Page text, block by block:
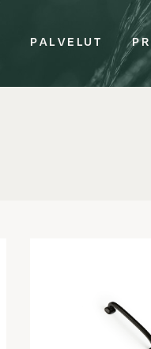
PALVELUT